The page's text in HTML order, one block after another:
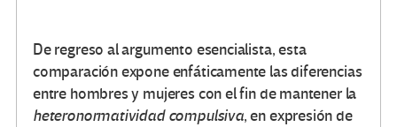
De regreso al argumento esencialista, esta
comparación expone enfáticamente las diferencias
entre hombres y mujeres con el fin de mantener la
heteronormatividad compulsiva, en expresión de